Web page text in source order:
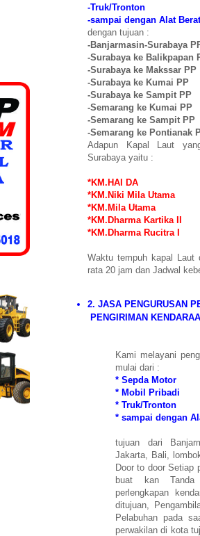
-Truk/Tronton
-sampai dengan Alat Berat
dengan tujuan :
-Banjarmasin-Surabaya
-Surabaya ke Balikpapan
-Surabaya ke Makssar PP
-Surabaya ke Kumai PP
-Surabaya ke Sampit PP
-Semarang ke Kumai PP
-Semarang ke Sampit PP
-Semarang ke Pontianak
Adapun Kapal Laut
Surabaya yaitu :
*KM.HAI DA
*KM.Niki Mila Utama
*KM.Mila Utama
*KM.Dharma Kartika II
*KM.Dharma Rucitra I
Waktu tempuh kapal Laut
rata 20 jam dan Jadwal
2. JASA PENGURUSAN
PENGIRIMAN
Kami melayani
mulai dari :
* Sepda Motor
* Mobil Pribadi
* Truk/Tronton
* sampai dengan
tujuan dari
Jakarta, Bali,
Door to door Setiap
buat kan Tanda
perlengkapan
ditujuan,
Pelabuhan pada
perwakilan di kota